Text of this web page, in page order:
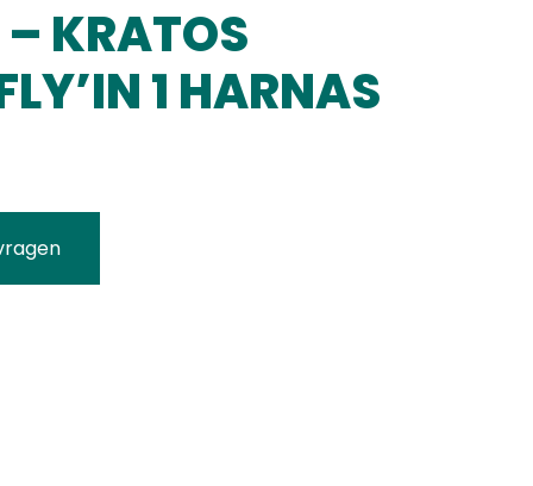
KRATOS
1 HARNAS